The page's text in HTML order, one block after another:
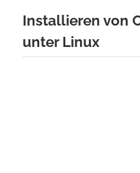
Installieren von
unter Linux